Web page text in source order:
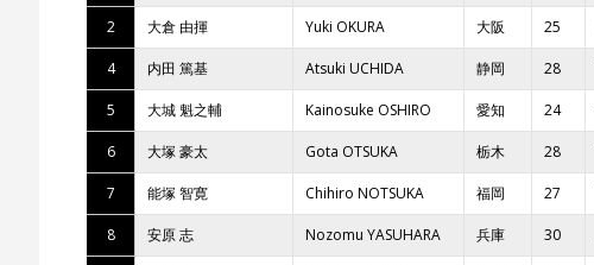
2 大倉 由揮 Yuki OKURA 大阪 25
4 内田 篤基 Atsuki UCHIDA 静岡 28
5 大城 魁之輔 Kainosuke OSHIRO 愛知 24
6 大塚 豪太 Gota OTSUKA 栃木 28
7 能塚 智寛 Chihiro NOTSUKA 福岡 27
8 安原 志 Nozomu YASUHARA 兵庫 30